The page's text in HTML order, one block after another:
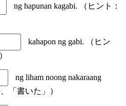
ng hapunan kagabi. （ヒント：
kahapon ng gabi. （ヒン
ng liham noong nakaraang
「書いた」）